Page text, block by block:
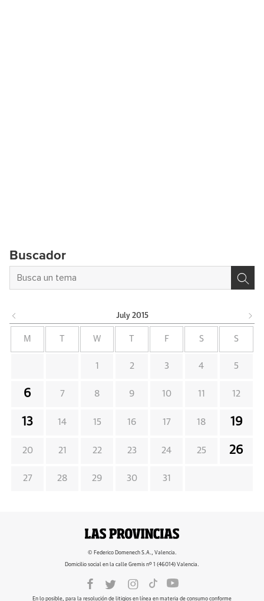
Buscador
July 2015
M W F S S
1 2 3 4 5
6 7 8 9 10 11 12
13 14 15 16 17 18 19
20 21 22 23 24 25 26
27 28 29 30 31
© Federico Domenech S.A., Valencia.
Domicilio social en la calle Gremis nº 1 (46014) Valencia.
En lo posible, para la resolución de litigios en línea en materia de consumo conforme